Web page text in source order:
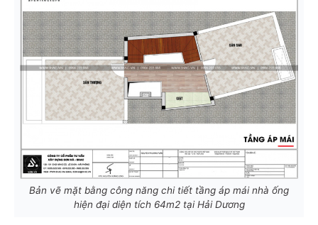
Bản vẽ mặt bằng công năng chi tiết tầng áp mái nhà ống
hiện đại diện tích 64m2 tại Hải Dương